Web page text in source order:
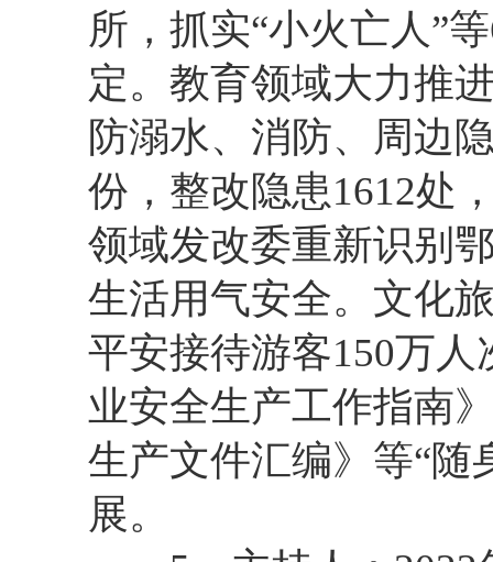
所，抓实“小火亡人”
定。教育领域大力推
防溺水、消防、周边
份，整改隐患1612处
领域发改委重新识别
生活用气安全。文化
平安接待游客150万
业安全生产工作指南
生产文件汇编》等“随
展。